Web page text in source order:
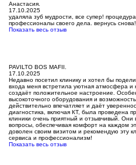
Анастасия.
17.10.2025
удаляла зуб мудрости, все супер!
профессионалы своего дела. вернусь снова!
Показать весь отзыв
PAVILTO BOS MAFII.
17.10.2025
Недавно посетил клинику и хотел бы
входа меня встретила уютная атмосфера и
создаёт положительное настроение.
высокоточного оборудования и
действительно впечатляет и даёт
диагностика, включая КТ, была проведена
клиники очень приятный и отзывчивый.
вопросы, обеспечивая комфорт на каждом
доволен своим визитом и рекомендую эту
сервиса и профессионализм!
Показать весь отзыв